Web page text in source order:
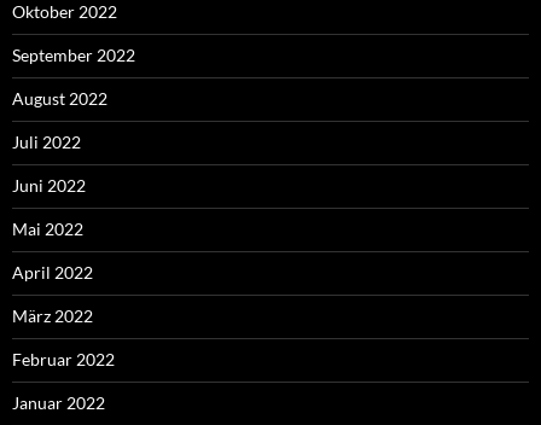
Oktober 2022
September 2022
August 2022
Juli 2022
Juni 2022
Mai 2022
April 2022
März 2022
Februar 2022
Januar 2022